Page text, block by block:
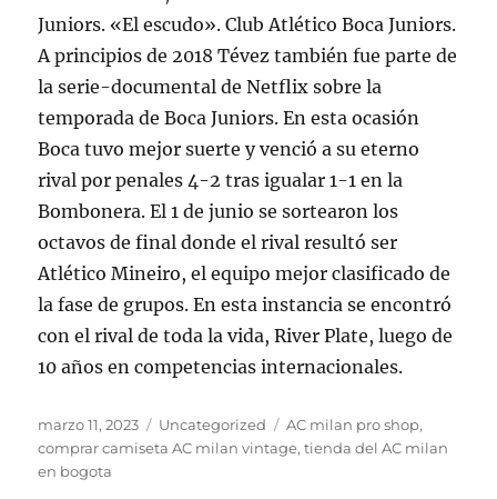
Juniors. «El escudo». Club Atlético Boca Juniors.
A principios de 2018 Tévez también fue parte de
la serie-documental de Netflix sobre la
temporada de Boca Juniors. En esta ocasión
Boca tuvo mejor suerte y venció a su eterno
rival por penales 4-2 tras igualar 1-1 en la
Bombonera. El 1 de junio se sortearon los
octavos de final donde el rival resultó ser
Atlético Mineiro, el equipo mejor clasificado de
la fase de grupos. En esta instancia se encontró
con el rival de toda la vida, River Plate, luego de
10 años en competencias internacionales.
Publicado
el
marzo 11, 2023 Categorías
Uncategorized Etiquetas
AC milan pro shop,
comprar camiseta AC milan vintage,tienda del AC milan
en bogota